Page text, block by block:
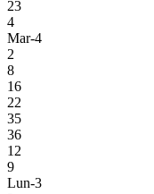
23
4
Mar-4
2
8
16
22
35
36
12
9
Lun-3